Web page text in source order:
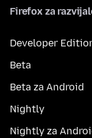
Firefox za
Developer
Beta
Beta za Android
Nightly
Nightly za